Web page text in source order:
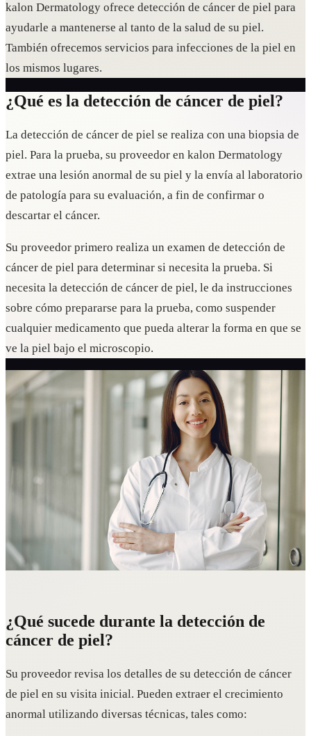
kalon Dermatology ofrece detección de cáncer de piel para
ayudarle a mantenerse al tanto de la salud de su piel.
También ofrecemos servicios para infecciones de la piel en
los mismos lugares.
¿Qué es la detección de cáncer de piel?
La detección de cáncer de piel se realiza con una biopsia de
piel. Para la prueba, su proveedor en kalon Dermatology
extrae una lesión anormal de su piel y la envía al laboratorio
de patología para su evaluación, a fin de confirmar o
descartar el cáncer.
Su proveedor primero realiza un examen de detección de
cáncer de piel para determinar si necesita la prueba. Si
necesita la detección de cáncer de piel, le da instrucciones
sobre cómo prepararse para la prueba, como suspender
cualquier medicamento que pueda alterar la forma en que se
ve la piel bajo el microscopio.
¿Qué sucede durante la detección de
cáncer de piel?
Su proveedor revisa los detalles de su detección de cáncer
de piel en su visita inicial. Pueden extraer el crecimiento
anormal utilizando diversas técnicas, tales como: